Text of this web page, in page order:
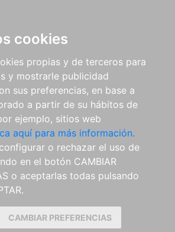
cookies
propias y de terceros para
y mostrarle publicidad
sus preferencias, en base a
a partir de su hábitos de
ejemplo, sitios web
aquí para más información.
o rechazar el uso de
en el botón CAMBIAR
o aceptarlas todas pulsando
CAMBIAR PREFERENCIAS